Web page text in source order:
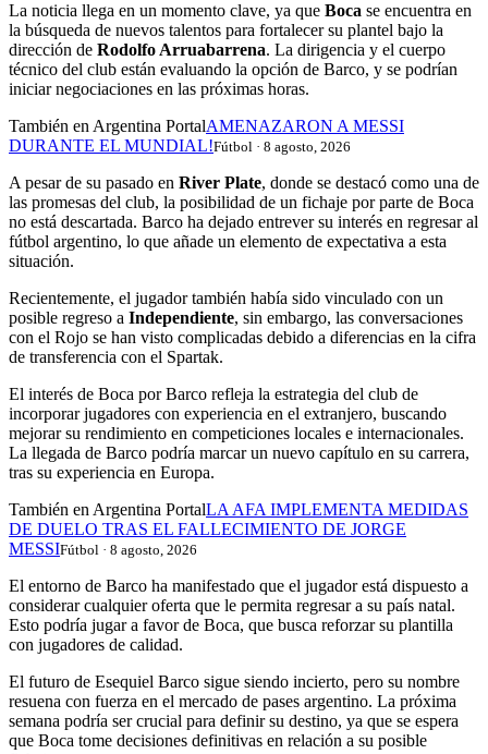
La noticia llega en un momento clave, ya que Boca se encuentra en
la búsqueda de nuevos talentos para fortalecer su plantel bajo la
dirección de Rodolfo Arruabarrena. La dirigencia y el cuerpo
técnico del club están evaluando la opción de Barco, y se podrían
iniciar negociaciones en las próximas horas.
También en Argentina PortalAMENAZARON A MESSI
DURANTE EL MUNDIAL!Fútbol · 8 agosto, 2026
A pesar de su pasado en River Plate, donde se destacó como una de
las promesas del club, la posibilidad de un fichaje por parte de Boca
no está descartada. Barco ha dejado entrever su interés en regresar al
fútbol argentino, lo que añade un elemento de expectativa a esta
situación.
Recientemente, el jugador también había sido vinculado con un
posible regreso a Independiente, sin embargo, las conversaciones
con el Rojo se han visto complicadas debido a diferencias en la cifra
de transferencia con el Spartak.
El interés de Boca por Barco refleja la estrategia del club de
incorporar jugadores con experiencia en el extranjero, buscando
mejorar su rendimiento en competiciones locales e internacionales.
La llegada de Barco podría marcar un nuevo capítulo en su carrera,
tras su experiencia en Europa.
También en Argentina PortalLA AFA IMPLEMENTA MEDIDAS
DE DUELO TRAS EL FALLECIMIENTO DE JORGE
MESSIFútbol · 8 agosto, 2026
El entorno de Barco ha manifestado que el jugador está dispuesto a
considerar cualquier oferta que le permita regresar a su país natal.
Esto podría jugar a favor de Boca, que busca reforzar su plantilla
con jugadores de calidad.
El futuro de Esequiel Barco sigue siendo incierto, pero su nombre
resuena con fuerza en el mercado de pases argentino. La próxima
semana podría ser crucial para definir su destino, ya que se espera
que Boca tome decisiones definitivas en relación a su posible